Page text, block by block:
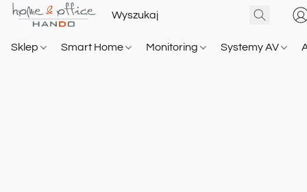
Sklep Smart Home Monitoring Systemy AV